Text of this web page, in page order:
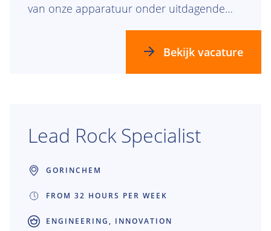
van onze apparatuur onder uitdagende
omgevingsomstandigheden. Samen met
twee andere afstudeerstudenten werk je
Bekijk vacature
Lead Rock Specialist
GORINCHEM
FROM 32 HOURS PER WEEK
ENGINEERING, INNOVATION